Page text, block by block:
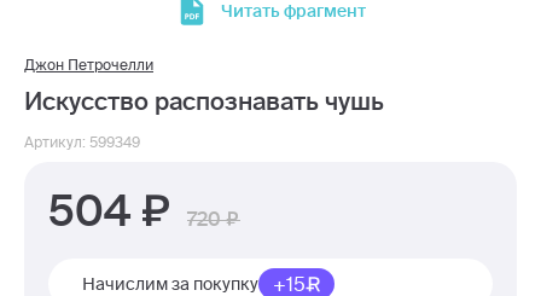
Читать фрагмент
Джон Петрочелли
Искусство распознавать чушь
Артикул: 599349
504 720
Начислим за покупку +15